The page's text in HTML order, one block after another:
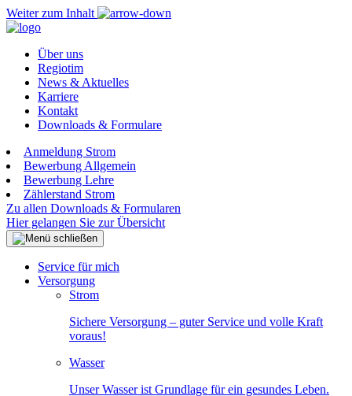
Weiter zum Inhalt
Über uns
Regiotim
News & Aktuelles
Karriere
Kontakt
Downloads & Formulare
Anmeldung Strom
Bewerbung Allgemein
Bewerbung Lehre
Zählerstand Strom
Zu allen Downloads & Formularen
Hier gelangen Sie zur Übersicht
Service für mich
Versorgung
Strom
Sichere Versorgung – guter Service und volle Kraft
voraus!
Wasser
Unser Wasser ist Grundlage für ein gesundes Leben.